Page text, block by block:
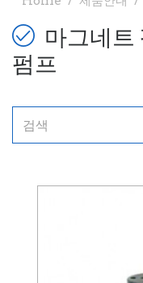
마그네트
펌프